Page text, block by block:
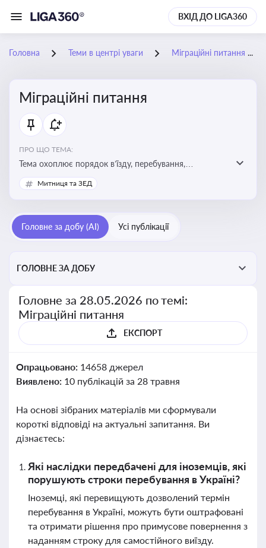
ВХІД ДО LIGA360
Головна Теми в центрі уваги Міграційні питання
Міграційні питання
ПРО ЩО ТЕМА:
Тема охоплює порядок в’їзду, перебування,
працевлаштування іноземців, а також набуття або
втрату громадянства України
Митниця та ЗЕД
Головне за добу (AI) Усі публікації
ГОЛОВНЕ ЗА ДОБУ
Головне за 28.05.2026 по темі:
Міграційні питання
ЕКСПОРТ
Опрацьовано: 14658 джерел
Виявлено: 10 публікацій за 28 травня
На основі зібраних матеріалів ми сформували
короткі відповіді на актуальні запитання. Ви
дізнаєтесь:
Які наслідки передбачені для іноземців, які
порушують строки перебування в Україні?
Іноземці, які перевищують дозволений термін
перебування в Україні, можуть бути оштрафовані
та отримати рішення про примусове повернення з
наданням строку для самостійного виїзду.